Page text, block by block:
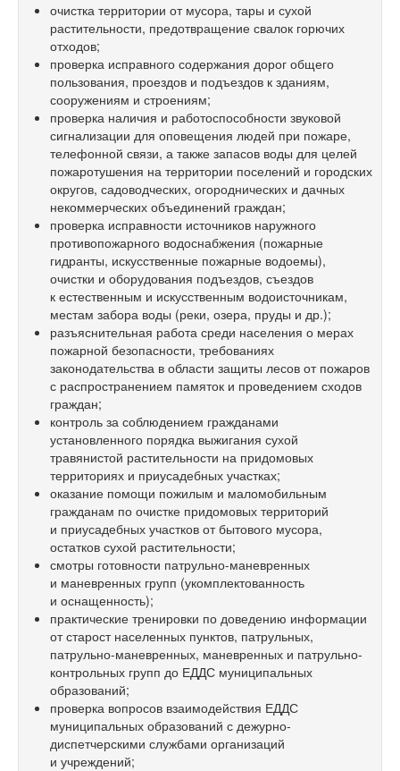
очистка территории от мусора, тары и сухой
растительности, предотвращение свалок горючих
отходов;
проверка исправного содержания дорог общего
пользования, проездов и подъездов к зданиям,
сооружениям и строениям;
проверка наличия и работоспособности звуковой
сигнализации для оповещения людей при пожаре,
телефонной связи, а также запасов воды для целей
пожаротушения на территории поселений и городских
округов, садоводческих, огороднических и дачных
некоммерческих объединений граждан;
проверка исправности источников наружного
противопожарного водоснабжения (пожарные
гидранты, искусственные пожарные водоемы),
очистки и оборудования подъездов, съездов
к естественным и искусственным водоисточникам,
местам забора воды (реки, озера, пруды и др.);
разъяснительная работа среди населения о мерах
пожарной безопасности, требованиях
законодательства в области защиты лесов от пожаров
с распространением памяток и проведением сходов
граждан;
контроль за соблюдением гражданами
установленного порядка выжигания сухой
травянистой растительности на придомовых
территориях и приусадебных участках;
оказание помощи пожилым и маломобильным
гражданам по очистке придомовых территорий
и приусадебных участков от бытового мусора,
остатков сухой растительности;
смотры готовности патрульно-маневренных
и маневренных групп (укомплектованность
и оснащенность);
практические тренировки по доведению информации
от старост населенных пунктов, патрульных,
патрульно-маневренных, маневренных и патрульно­
контрольных групп до ЕДДС муниципальных
образований;
проверка вопросов взаимодействия ЕДДС
муниципальных образований с дежурно-
диспетчерскими службами организаций
и учреждений;